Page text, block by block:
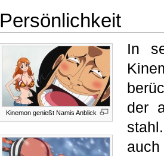
Persönlichkeit
Kinemon genießt Namis Anblick
In
der